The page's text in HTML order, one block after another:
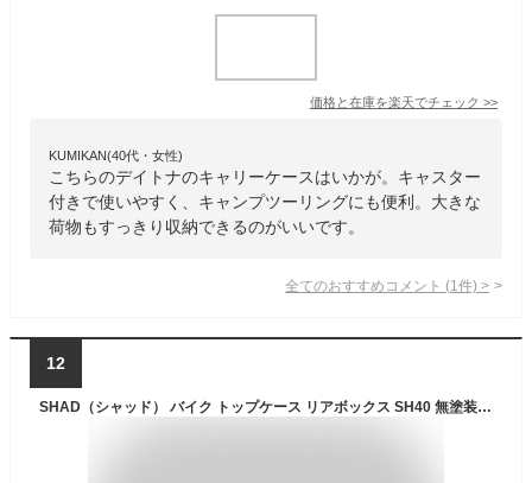
価格と在庫を楽天でチェック >>
KUMIKAN(40代・女性)
こちらのデイトナのキャリーケースはいかが。キャスター
付きで使いやすく、キャンプツーリングにも便利。大きな
荷物もすっきり収納できるのがいいです。
全てのおすすめコメント (1 件) >
12
SHAD（シャッド） バイク トップケース リアボックス SH40 無塗装ブラック インキー無し キーレス フルフェイス収納 40L